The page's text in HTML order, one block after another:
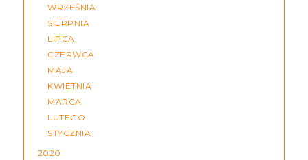
WRZEŚNIA
SIERPNIA
LIPCA
CZERWCA
MAJA
KWIETNIA
MARCA
LUTEGO
STYCZNIA
2020